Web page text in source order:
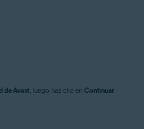
de Avast , luego haz clic en Continuar